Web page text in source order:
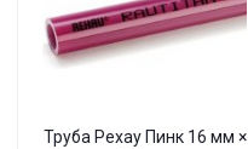
Труба Рехау Пинк 16 мм ×